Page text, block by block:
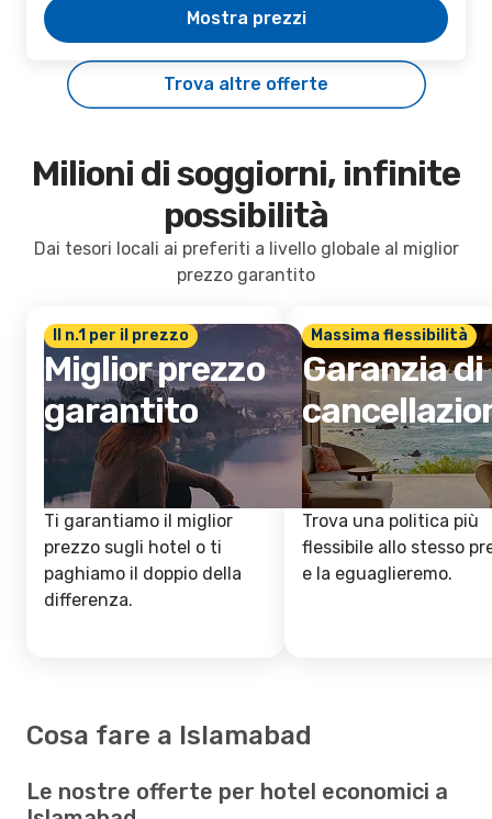
Mostra prezzi
Trova altre offerte
Milioni di soggiorni, infinite
possibilità
Dai tesori locali ai preferiti a livello globale al miglior
prezzo garantito
Il n.1 per il prezzo
Miglior prezzo
garantito
Ti garantiamo il miglior
prezzo sugli hotel o ti
paghiamo il doppio della
differenza.
Massima flessibilità
Garanzia di
Trova una politica più
flessibile allo stesso
e la eguaglieremo.
Cosa fare a Islamabad
Le nostre offerte per hotel economici a